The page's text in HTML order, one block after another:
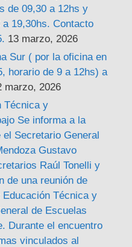
de 09,30 a 12hs y
19,30hs. Contacto
13 marzo, 2026
Sur ( por la oficina en
horario de 9 a 12hs) a
marzo, 2026
Técnica y
Se informa a la
Secretario General
Gustavo
Raúl Tonelli y
de una reunión de
Técnica y
de Escuelas
Durante el encuentro
vinculados al